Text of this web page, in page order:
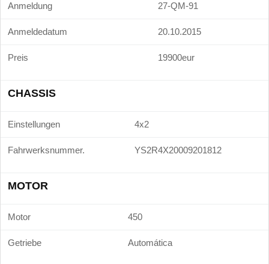
Anmeldung 27-QM-91
Anmeldedatum 20.10.2015
Preis 19900eur
CHASSIS
Einstellungen 4x2
Fahrwerksnummer. YS2R4X20009201812
MOTOR
Motor 450
Getriebe Automática